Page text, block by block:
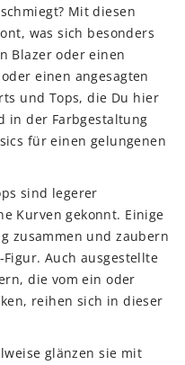
Mit diesen
was sich besonders
Blazer oder einen
einen angesagten
und Tops, die Du hier
in der Farbgestaltung
für einen gelungenen
sind legerer
Kurven gekonnt. Einige
zusammen und zaubern
Auch ausgestellte
die vom ein oder
reihen sich in dieser
glänzen sie mit